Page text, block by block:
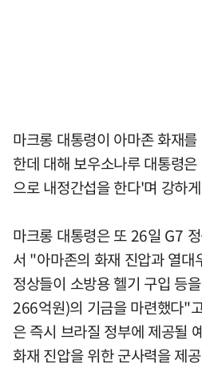
마크롱 대통령이 아마존 화재
한데 대해 보우소나루 대통령
으로 내정간섭을 한다'며 강하
마크롱 대통령은 또 26일 G7
서 "아마존의 화재 진압과 열대
정상들이 소방용 헬기 구입 등
266억원)의 기금을 마련했다"
은 즉시 브라질 정부에 제공될
화재 진압을 위한 군사력을 제